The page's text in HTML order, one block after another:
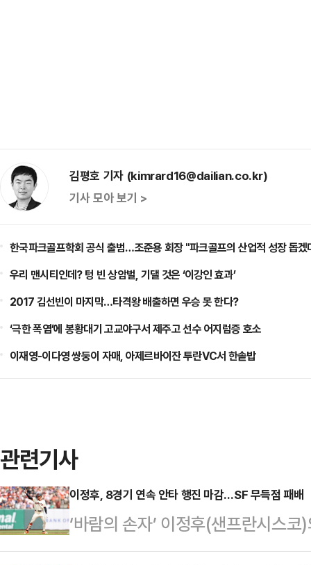
김평호 기자 (kimrard16@dailian.co.kr)
기사 모아 보기 >
한국파크골프학회 공식 출범…조준용 회장 "파크골프의 산업적 성장 돕겠
우리 맨시티인데? 텅 빈 상암벌, 기댈 것은 ‘이강인 효과’
2017 김선빈이 마지막…타격왕 배출하면 우승 못 한다?
‘극한 폭염’에 봉황대기 고교야구서 제주고 선수 어지럼증 호소
이재영-이다영 쌍둥이 자매, 아제르바이잔 투란VC서 한솥밥
관련기사
이정후, 8경기 연속 안타 행진 마감…SF 무득점 패배
‘바람의 손자’ 이정후(샌프란시스
후는 9일(한국시각) 미국 캘리포니